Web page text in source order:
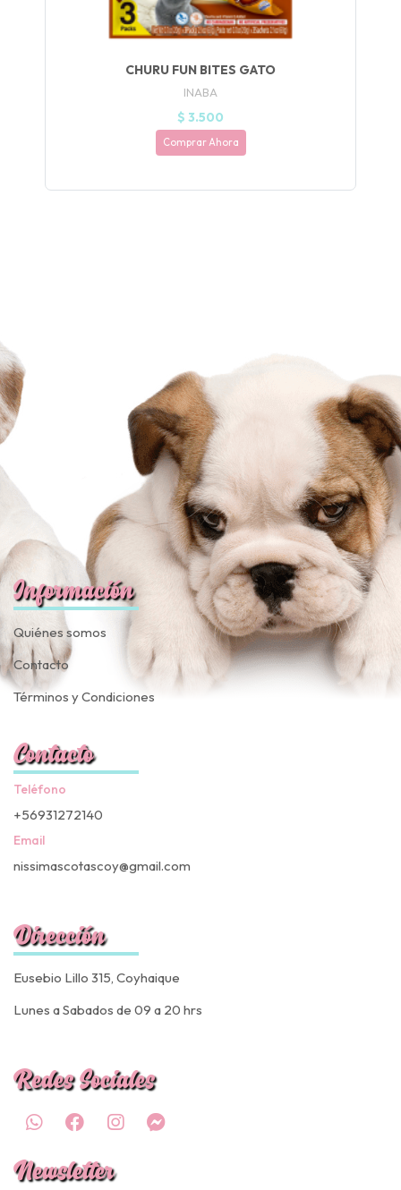
CHURU FUN BITES GATO
INABA
$ 3.500
Comprar Ahora
Información
Quiénes somos
Contacto
Términos y Condiciones
Contacto
Teléfono
+56931272140
Email
nissimascotascoy@gmail.com
Dirección
Eusebio Lillo 315, Coyhaique
Lunes a Sabados de 09 a 20 hrs
Redes Sociales
Newsletter